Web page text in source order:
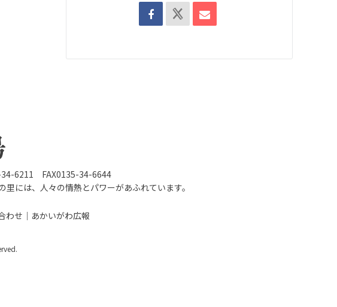
34-6211 FAX0135-34-6644
には、人々の情熱とパワーがあふれています。
わせ あかいがわ広報